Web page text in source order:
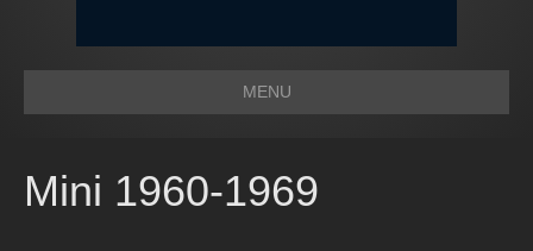
MENU
Mini 1960-1969